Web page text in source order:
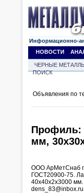
Информационно-
НОВОСТИ
ЧЕРНЫЕ
ПОИСК
Объявления по
Профиль:
мм,
ООО АрМетСнаб г.
ГОСТ20900-75.
40х40х2х3000